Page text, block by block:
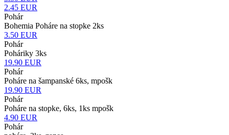
2.45 EUR
Pohár
Bohemia Poháre na stopke 2ks
3.50 EUR
Pohár
Poháriky 3ks
19.90 EUR
Pohár
Poháre na šampanské 6ks, mpošk
19.90 EUR
Pohár
Poháre na stopke, 6ks, 1ks mpošk
4.90 EUR
Pohár